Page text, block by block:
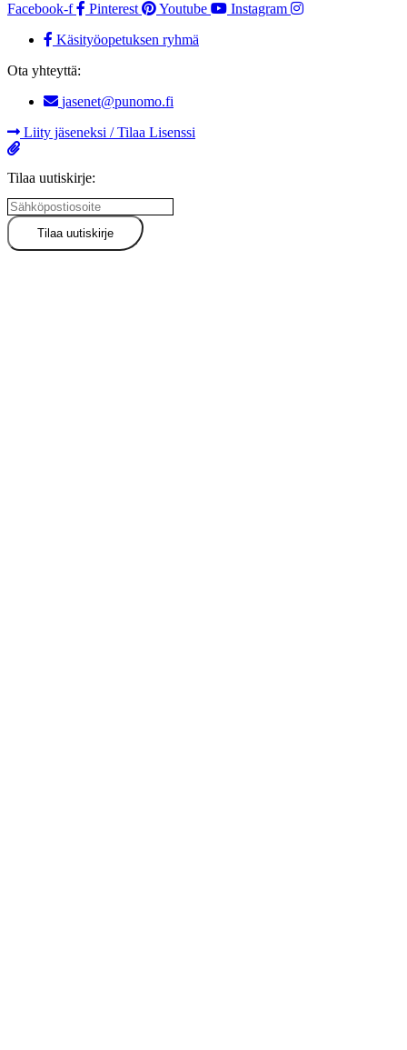
Facebook-f Pinterest Youtube
Instagram
Käsityöopetuksen ryhmä
Ota yhteyttä:
jasenet@punomo.fi
Liity jäseneksi / Tilaa Lisenssi
Tilaa uutiskirje: